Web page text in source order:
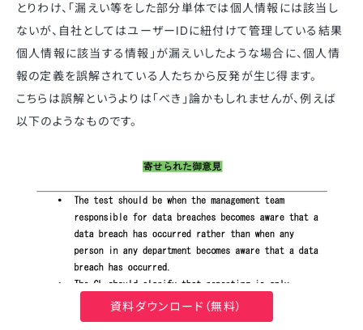
とりわけ、「漏えい等をした部分単体では個人情報には該当し
ないが、自社としてはユーザーIDに紐付けて管理している結果
個人情報に該当する情報」が漏えいしたような場合に、個人情
報の定義を誤解されている人たちから反発が生じ得ます。
こちらは誤解というよりは「べき」論かもしれませんが、例えば
以下のようなものです。
資料ダウンロード（無料）